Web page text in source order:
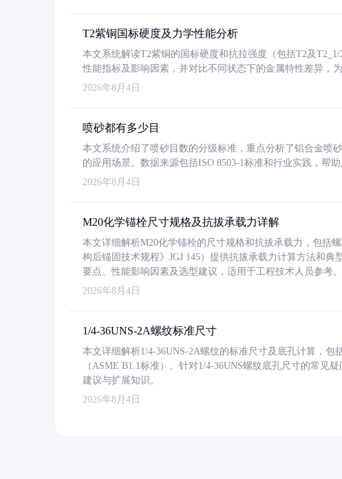
T2紫铜国标硬度及力学性能分析
本文系统解读T2紫铜的国标硬度和抗拉强度（包括T2及
性能指标及影响因素，并对比不同状态下的金属特性差异，
2026年8月4日
喷砂都有多少目
本文系统介绍了喷砂目数的分级标准，重点分析了铝合金喷
的应用场景。数据来源包括ISO 8503-1标准和行业实践，帮
2026年8月4日
M20化学锚栓尺寸规格及抗拔承载力详解
本文详细解析M20化学锚栓的尺寸规格和抗拔承载力，包括
构后锚固技术规程》JGJ 145）提供抗拔承载力计算方法和
要点、性能影响因素及选型建议，适用于工程技术人员参考。
2026年8月4日
1/4-36UNS-2A螺纹标准尺寸
本文详细解析1/4-36UNS-2A螺纹的标准尺寸及底孔计算，
（ASME B1.1标准）。针对1/4-36UNS螺纹底孔尺寸的常见
建议与扩展知识。
2026年8月4日